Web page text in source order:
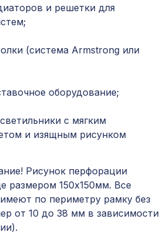
панель ГОТИКА,
197 ₽
обои Cosca Таппо
панель КВАДРО 11-
ХДФ, клён
"Ясень шимо светлый" в
102 ₽
балки 90х60мм, белый
и решетки для
(система Armstrong или
оборудование;
с мягким
и изящным рисунком
Рисунок перфорации
размером 150х150мм. Все
по периметру рамку без
от 10 до 38 мм в зависимости